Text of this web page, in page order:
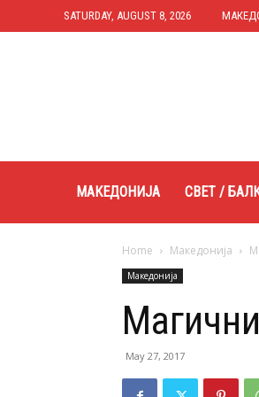
SATURDAY, AUGUST 8, 2026
МАКЕДОНИЈА СВЕТ /
Home Македонија
Македонија
May 27, 2017